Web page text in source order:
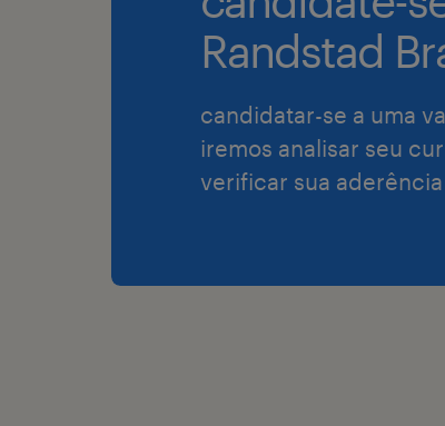
Randstad
candidatar-se a uma
iremos analisar seu
verificar sua